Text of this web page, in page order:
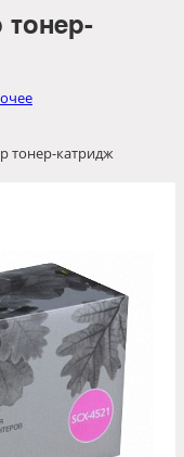
тонер-
тонер-катридж